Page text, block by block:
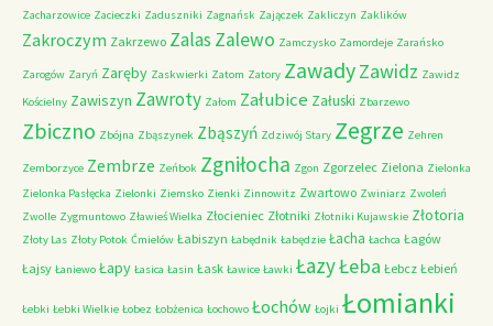
Zacharzowice Zacieczki Zaduszniki Zagnańsk Zajączek Zakliczyn Zaklików
Zakroczym Zakrzewo ZalasZalewo Zamczysko Zamordeje Zarańsko
Zarogów Zaryń Zaręby Zaskwierki Zatom Zatory ZawadyZawidz Zawidz
Kościelny Zawiszyn Zawroty Załom Załubice Załuski Zbarzewo
Zbiczno Zbójna Zbąszynek Zbąszyń Zdziwój Stary Zegrze Zehren
Zemborzyce Zembrze Zeńbok Zgniłocha Zgon Zgorzelec Zielona Zielonka
Zielonka Pasłęcka Zielonki Ziemsko Zienki Zinnowitz Zwartowo Zwiniarz Zwoleń
Zwolle Zygmuntowo Zławieś Wielka Złocieniec Złotniki Złotniki Kujawskie Złotoria
Złoty Las Złoty Potok Ćmielów Łabiszyn Łabędnik Łabędzie Łacha Łachca Łagów
Łajsy Łaniewo Łapy Łasica Łasin Łask Ławice Ławki ŁazyŁeba Łebcz Łebień
Łebki Łebki Wielkie Łobez Łobżenica Łochowo Łochów Łojki Łomianki